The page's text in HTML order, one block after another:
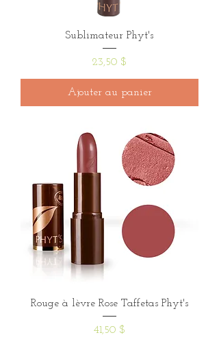
Sublimateur Phyt's
Prix
23,50 $
Ajouter au panier
Rouge à lèvre Rose Taffetas Phyt's
Prix
41,50 $